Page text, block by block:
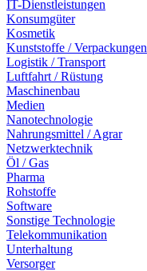
IT-Dienstleistungen
Konsumgüter
Kosmetik
Kunststoffe / Verpackungen
Logistik / Transport
Luftfahrt / Rüstung
Maschinenbau
Medien
Nanotechnologie
Nahrungsmittel / Agrar
Netzwerktechnik
Öl / Gas
Pharma
Rohstoffe
Software
Sonstige Technologie
Telekommunikation
Unterhaltung
Versorger